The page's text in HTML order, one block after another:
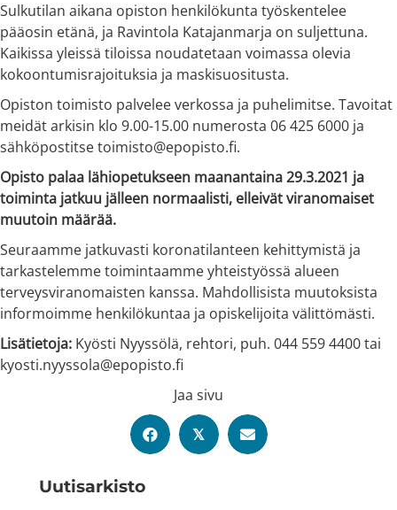
Uutis­arkisto
Sulkutilan aikana opiston henkilökunta työskentelee
pääosin etänä, ja Ravintola Katajanmarja on suljettuna.
Kaikissa yleissä tiloissa noudatetaan voimassa olevia
kokoontumisrajoituksia ja maskisuositusta.
Opiston toimisto palvelee verkossa ja puhelimitse. Tavoitat
meidät arkisin klo 9.00-15.00 numerosta 06 425 6000 ja
sähköpostitse toimisto@epopisto.fi.
Opisto palaa lähiopetukseen maanantaina 29.3.2021 ja
toiminta jatkuu jälleen normaalisti, elleivät viranomaiset
muutoin määrää.
Seuraamme jatkuvasti koronatilanteen kehittymistä ja
tarkastelemme toimintaamme yhteistyössä alueen
terveysviranomaisten kanssa. Mahdollisista muutoksista
informoimme henkilökuntaa ja opiskelijoita välittömästi.
Lisätietoja: Kyösti Nyyssölä, rehtori, puh. 044 559 4400 tai
kyosti.nyyssola@epopisto.fi
Jaa sivu
𝕏